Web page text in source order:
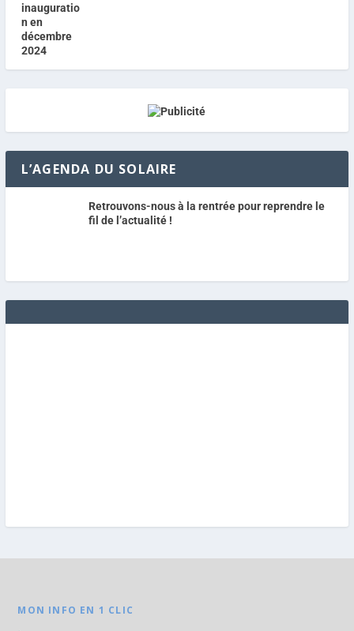
L’AGENDA DU SOLAIRE
Retrouvons-nous à la rentrée pour reprendre le
fil de l’actualité !
MON INFO EN 1 CLIC